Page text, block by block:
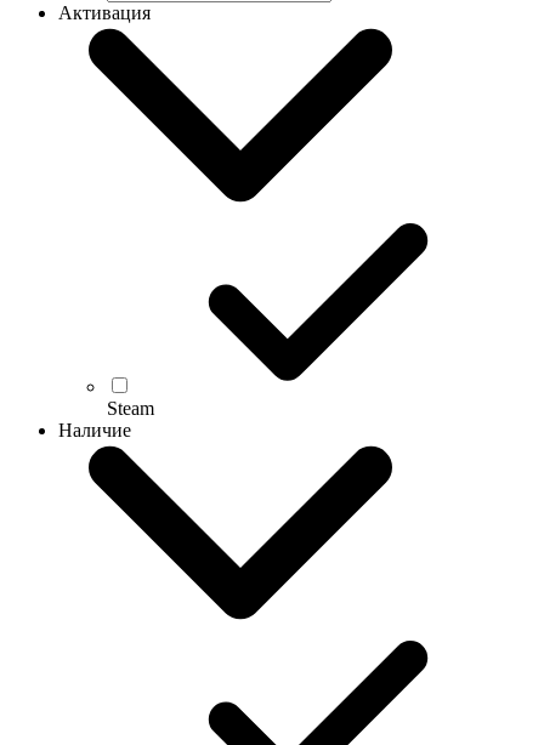
Активация
Steam
Наличие